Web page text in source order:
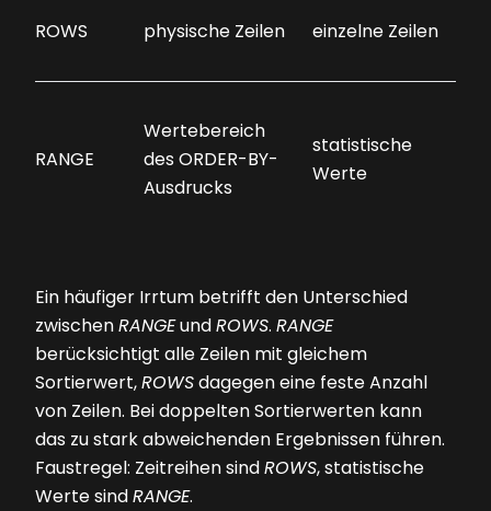
ROWS physische Zeilen einzelne Zeilen
RANGE
Wertebereich
des ORDER-BY-
Ausdrucks
statistische
Werte
Ein häufiger Irrtum betrifft den Unterschied
zwischenRANGEundROWS. RANGE
berücksichtigt alle Zeilen mit gleichem
Sortierwert,ROWSdagegen eine feste Anzahl
von Zeilen. Bei doppelten Sortierwerten kann
das zu stark abweichenden Ergebnissen führen.
Faustregel: Zeitreihen sindROWS, statistische
Werte sindRANGE.